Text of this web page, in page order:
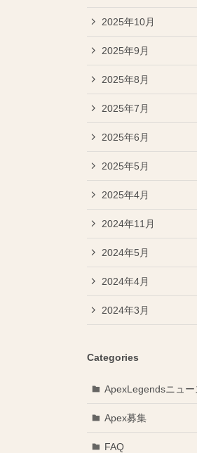
2025年10月
2025年9月
2025年8月
2025年7月
2025年6月
2025年5月
2025年4月
2024年11月
2024年5月
2024年4月
2024年3月
Categories
ApexLegendsニュー
Apex募集
FAQ